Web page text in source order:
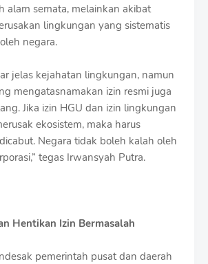
alam semata, melainkan akibat
lingkungan yang sistematis
negara.
jelas kejahatan lingkungan, namun
mengatasnamakan izin resmi juga
Jika izin HGU dan izin lingkungan
ekosistem, maka harus
Negara tidak boleh kalah oleh
tegas Irwansyah Putra.
Hentikan Izin Bermasalah
pemerintah pusat dan daerah